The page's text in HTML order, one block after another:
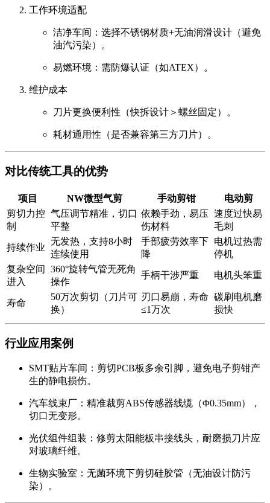
工作环境适配
洁净车间 ：选择不锈钢材质+无油润滑设计（避免
油汽污染）。
易燃环境 ：需防爆认证（如ATEX）。
维护成本
刀片更换便利性（快拆设计＞螺丝固定）。
耗材通用性（是否兼容第三方刀片）。
对比传统工具的优势
项目 NW微型气剪 手动剪钳
电动剪
剪切力控
制
气压调节精准，切口
平整
依赖手劲，易压
伤材料
速度过快易
毛刺
持续作业
无发热，支持8小时
连续使用
手部疲劳效率下
降
电机过热需
停机
复杂空间
进入
360°旋转气管无死角
操作
手柄干涉严重 电机头笨重
寿命
50万次剪切（刀片可
换）
刃口易崩，寿命
≤1万次
碳刷电机磨
损快
行业应用案例
SMT贴片车间 ：剪切PCB板多余引脚，避免电子剪钳产
生的静电损伤。
汽车线束厂 ：精准裁剪ABS传感器线缆（Φ0.35mm），
切口无变形。
光伏组件组装 ：修剪太阳能板串接线头，耐磨损刀片应
对玻璃纤维。
生物实验室 ：无菌环境下剪切硅胶管（无油设计防污
染）。